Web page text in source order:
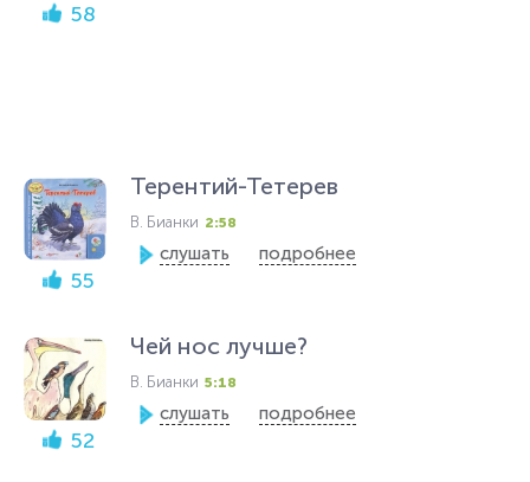
58
55
Терентий-Тетерев
В. Бианки 2:58
слушать подробнее
52
Чей нос лучше?
В. Бианки 5:18
слушать подробнее